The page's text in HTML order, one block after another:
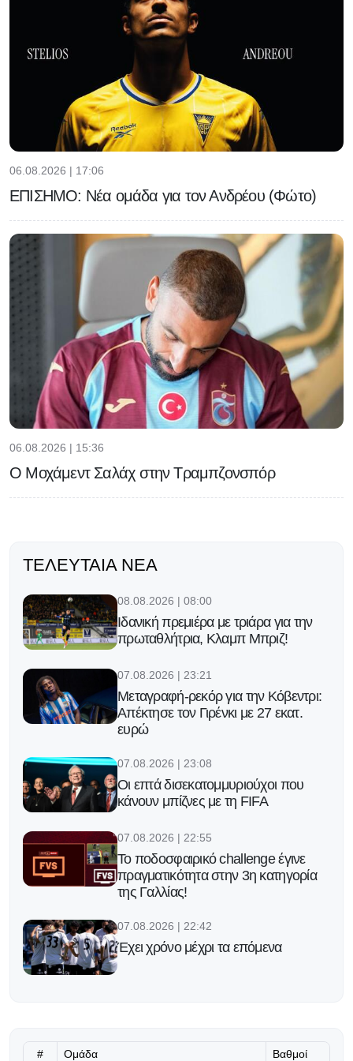
06.08.2026 | 17:06
ΕΠΙΣΗΜΟ: Νέα ομάδα για τον Ανδρέου (Φώτο)
06.08.2026 | 15:36
Ο Μοχάμεντ Σαλάχ στην Τραμπζονσπόρ
ΤΕΛΕΥΤΑΊΑ ΝΈΑ
08.08.2026 | 08:00
Ιδανική πρεμιέρα με τριάρα για την
πρωταθλήτρια, Κλαμπ Μπριζ!
07.08.2026 | 23:21
Μεταγραφή-ρεκόρ για την Κόβεντρι:
Απέκτησε τον Γιρένκι με 27 εκατ.
ευρώ
07.08.2026 | 23:08
Οι επτά δισεκατομμυριούχοι που
κάνουν μπίζνες με τη FIFA
07.08.2026 | 22:55
Το ποδοσφαιρικό challenge έγινε
πραγματικότητα στην 3η κατηγορία
της Γαλλίας!
07.08.2026 | 22:42
Έχει χρόνο μέχρι τα επόμενα
# Ομάδα Βαθμοί